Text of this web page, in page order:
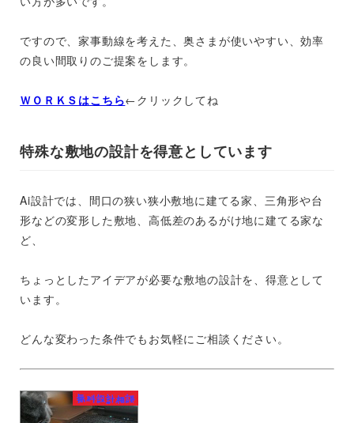
ですので、家事動線を考えた、奥さまが使いやすい、効率
の良い間取りのご提案をします。
ＷＯＲＫＳはこちら←クリックしてね
特殊な敷地の設計を得意としています
Ai設計では、間口の狭い狭小敷地に建てる家、三角形や台
形などの変形した敷地、高低差のあるがけ地に建てる家な
ど、
ちょっとしたアイデアが必要な敷地の設計を、得意として
います。
どんな変わった条件でもお気軽にご相談ください。